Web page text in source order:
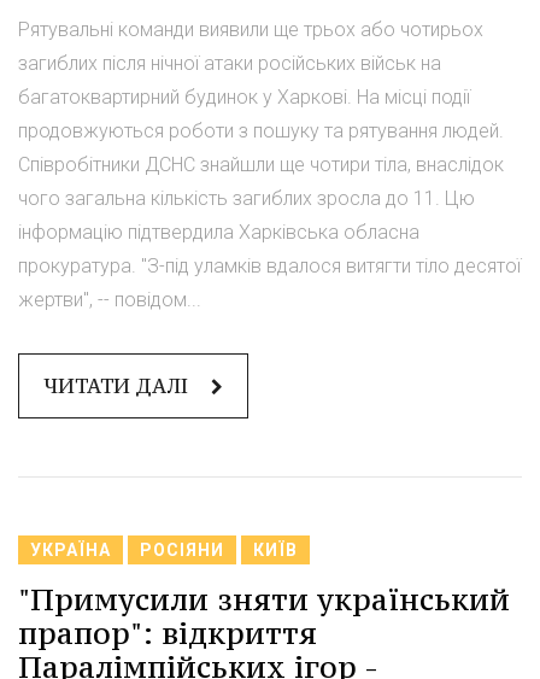
Рятувальні команди виявили ще трьох або чотирьох
загиблих після нічної атаки російських військ на
багатоквартирний будинок у Харкові. На місці події
продовжуються роботи з пошуку та рятування людей.
Співробітники ДСНС знайшли ще чотири тіла, внаслідок
чого загальна кількість загиблих зросла до 11. Цю
інформацію підтвердила Харківська обласна
прокуратура. "З-під уламків вдалося витягти тіло десятої
жертви", -- повідом...
ЧИТАТИ ДАЛІ
УКРАЇНА РОСІЯНИ КИЇВ
"Примусили зняти український
прапор": відкриття
Паралімпійських ігор -